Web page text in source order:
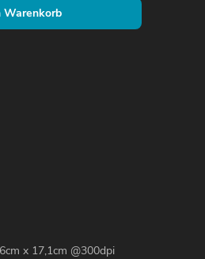
Warenkorb
x 17,1cm @300dpi